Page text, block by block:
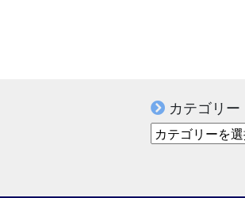
カテゴリー
カテゴリー